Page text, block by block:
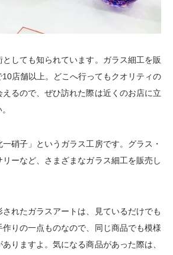
しても知られています。ガラス細工を販
店舗以上。どこへ行ってもクオリティの
るので、ぜひ訪れた際は近くのお店に立
硝子」というガラス工房です。グラス・
ーなど、さまざまなガラス細工を販売し
れたガラスアートは、見ているだけでも
りの一点ものなので、同じ商品でも模様
りますよ。気になる商品があった際は、